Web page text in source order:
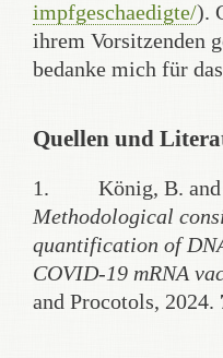
impfgeschaedigte/).
ihrem Vorsitzenden
bedanke mich für
Quellen und
1. König, B. and
Methodological
quantification of
COVID-19 mRNA
and Procotols, 2024.